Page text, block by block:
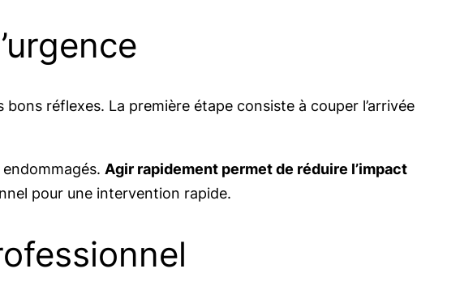
réflexes. La première étape consiste à couper l’arrivée
Agir rapidement permet de réduire l’impact
pour une intervention rapide.